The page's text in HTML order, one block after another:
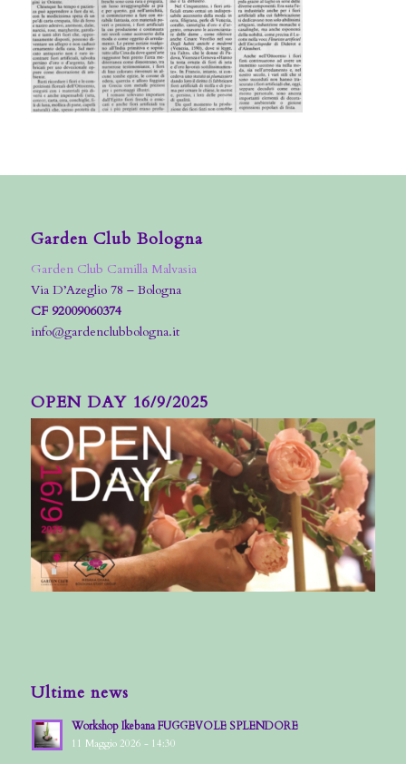
Garden Club Bologna
Garden Club Camilla Malvasia
Via D’Azeglio 78 – Bologna
CF 92009060374
info@gardenclubbologna.it
OPEN DAY 16/9/2025
Ultime news
Workshop Ikebana FUGGEVOLE SPLENDORE
11 Maggio 2026 - 14:30